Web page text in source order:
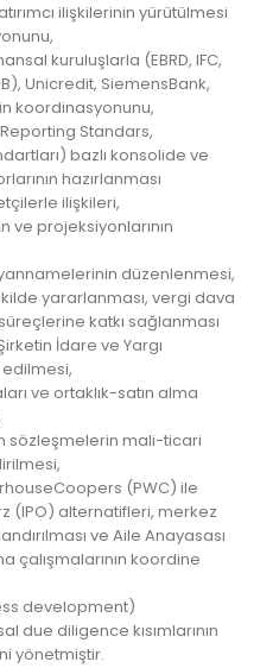
ilişkilerinin yürütülmesi
kuruluşlarla (EBRD, IFC,
Unicredit, SiemensBank,
koordinasyonunu,
Standars,
bazlı konsolide ve
hazırlanması
ilişkileri,
ve projeksiyonlarının
düzenlenmesi,
yararlanması, vergi dava
katkı sağlanması
İdare ve Yargı
ve ortaklık-satın alma
sözleşmelerin mali-ticari
(PWC) ile
(IPO) alternatifleri, merkez
ve Aile Anayasası
çalışmalarının koordine
development)
due diligence kısımlarının
yönetmiştir.